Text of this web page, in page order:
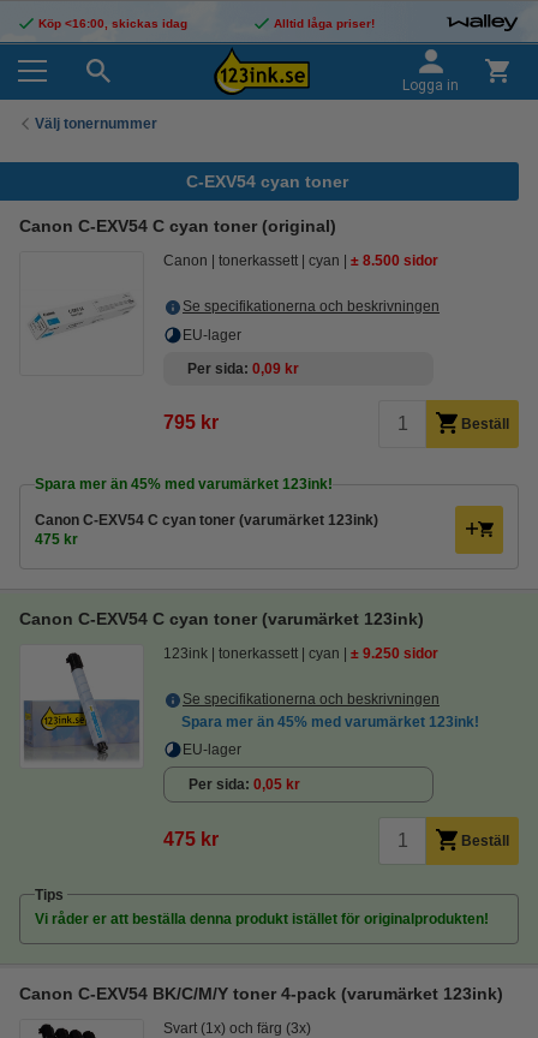
Köp <16:00, skickas idag Alltid låga priser!
Logga in
Välj tonernummer
C-EXV54 cyan toner
Canon C-EXV54 C cyan toner (original)
Canon tonerkassett cyan ± 8.500 sidor
Se specifikationerna och beskrivningen
EU-lager
Per sida 0,09 kr
795 kr Beställ
Spara mer än 45% med varumärket 123ink!
Canon C-EXV54 C cyan toner (varumärket 123ink)
475 kr
Canon C-EXV54 C cyan toner (varumärket 123ink)
123ink tonerkassett cyan ± 9.250 sidor
Se specifikationerna och beskrivningen
Spara mer än 45% med varumärket 123ink!
EU-lager
Per sida 0,05 kr
475 kr Beställ
Tips
Vi råder er att beställa denna produkt istället för originalprodukten!
Canon C-EXV54 BK/C/M/Y toner 4-pack (varumärket 123ink)
Svart (1x) och färg (3x)